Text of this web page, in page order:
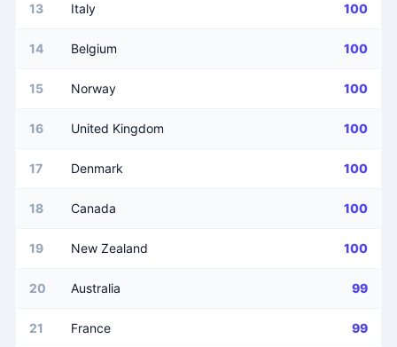
13 Italy 100
14 Belgium 100
15 Norway 100
16 United Kingdom 100
17 Denmark 100
18 Canada 100
19 New Zealand 100
20 Australia 99
21 France 99